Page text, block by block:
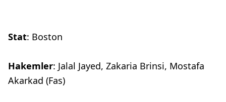
Stat: Boston
Hakemler: Jalal Jayed, Zakaria Brinsi, Mostafa
Akarkad (Fas)